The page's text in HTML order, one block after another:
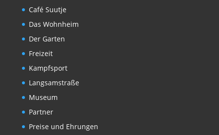
Café Suutje
Das Wohnheim
Der Garten
Freizeit
Kampfsport
Langsamstraße
Museum
Partner
Preise und Ehrungen